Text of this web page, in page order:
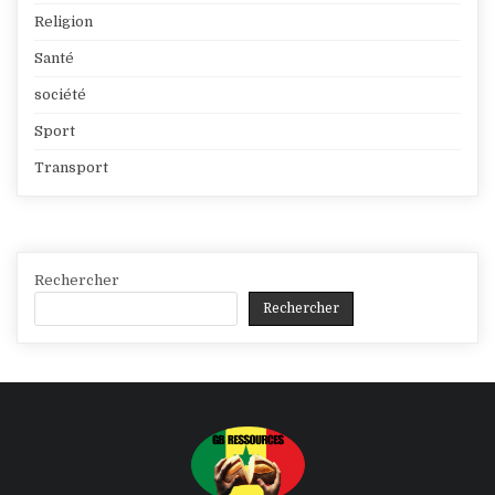
Religion
Santé
société
Sport
Transport
Rechercher
Rechercher